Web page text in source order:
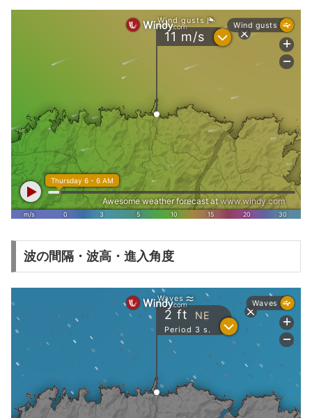
波の間隔・波高・進入角度